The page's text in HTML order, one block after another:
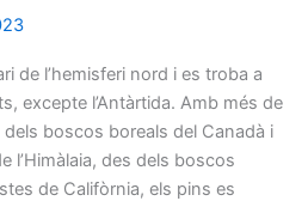
de l’hemisferi nord i es troba a
excepte l’Antàrtida. Amb més de
dels boscos boreals del Canadà i
l’Himàlaia, des dels boscos
de Califòrnia, els pins es